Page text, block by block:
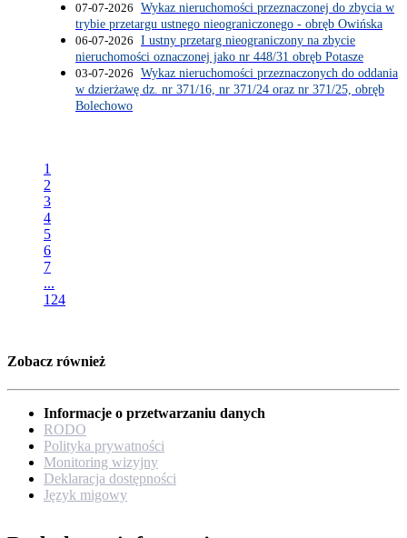
07-07-2026 Wykaz nieruchomości przeznaczonej do zbycia w
trybie przetargu ustnego nieograniczonego - obręb Owińska
06-07-2026 I ustny przetarg nieograniczony na zbycie
nieruchomości oznaczonej jako nr 448/31 obręb Potasze
03-07-2026 Wykaz nieruchomości przeznaczonych do oddania
w dzierżawę dz. nr 371/16, nr 371/24 oraz nr 371/25, obręb
Bolechowo
1
2
3
4
5
6
7
...
124
Zobacz również
Informacje o przetwarzaniu danych
RODO
Polityka prywatności
Monitoring wizyjny
Deklaracja dostępności
Język migowy